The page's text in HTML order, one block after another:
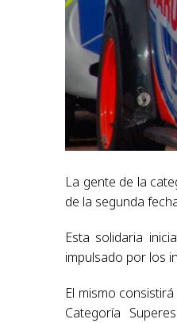
La gente de la
de la segunda
Esta solidaria
impulsado por los
El mismo
Categoría